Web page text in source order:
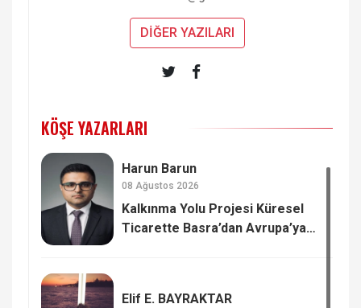
DİĞER YAZILARI
KÖŞE YAZARLARI
Harun Barun
08 Ağustos 2026
Kalkınma Yolu Projesi Küresel
Ticarette Basra’dan Avrupa’ya
Elif E. BAYRAKTAR